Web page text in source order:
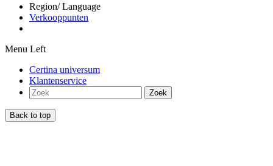
Region/ Language
Verkooppunten
Menu Left
Certina universum
Klantenservice
Zoek
Back to top